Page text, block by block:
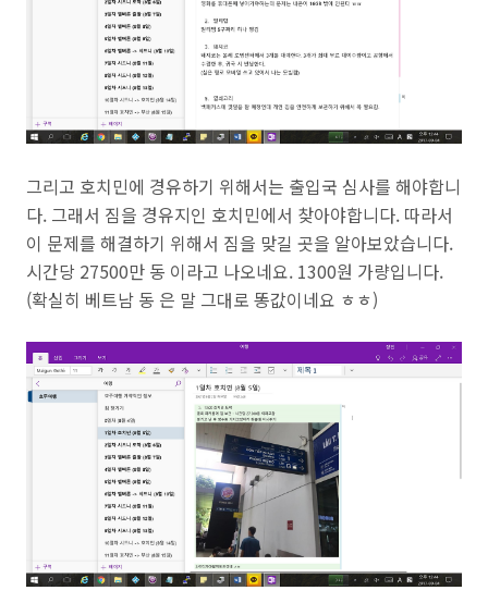
그리고 호치민에 경유하기 위해서는 출입국 심사를 해야합니
다. 그래서 짐을 경유지인 호치민에서 찾아야합니다. 따라서
이 문제를 해결하기 위해서 짐을 맞길 곳을 알아보았습니다.
시간당 27500만 동 이라고 나오네요. 1300원 가량입니다.
(확실히 베트남 동 은 말 그대로 똥값이네요 ㅎㅎ)